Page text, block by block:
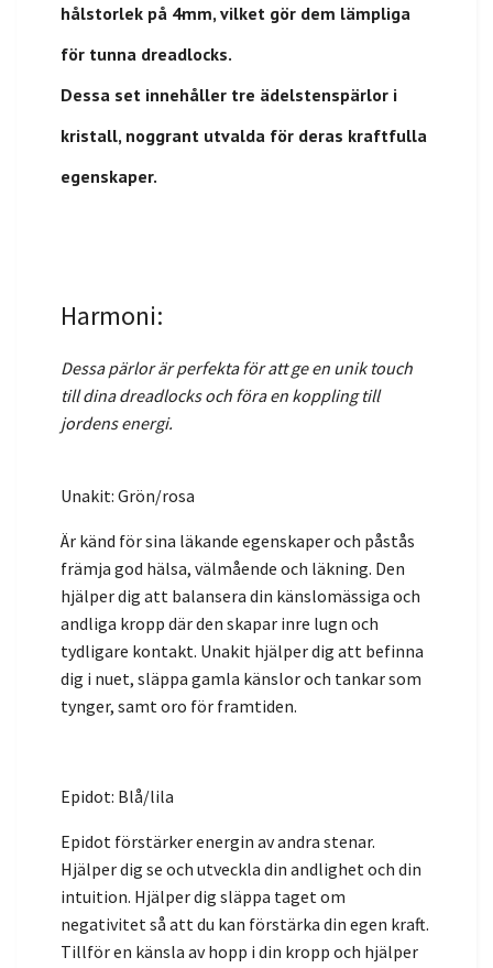
hålstorlek på 4mm, vilket gör dem lämpliga
för tunna dreadlocks.
Dessa set innehåller tre ädelstenspärlor i
kristall, noggrant utvalda för deras kraftfulla
egenskaper.
Harmoni:
Dessa pärlor är perfekta för att ge en unik touch
till dina dreadlocks och föra en koppling till
jordens energi.
Unakit: Grön/rosa
Är känd för sina läkande egenskaper och påstås
främja god hälsa, välmående och läkning. Den
hjälper dig att balansera din känslomässiga och
andliga kropp där den skapar inre lugn och
tydligare kontakt. Unakit hjälper dig att befinna
dig i nuet, släppa gamla känslor och tankar som
tynger, samt oro för framtiden.
Epidot: Blå/lila
Epidot förstärker energin av andra stenar.
Hjälper dig se och utveckla din andlighet och din
intuition. Hjälper dig släppa taget om
negativitet så att du kan förstärka din egen kraft.
Tillför en känsla av hopp i din kropp och hjälper